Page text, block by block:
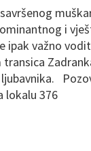
i
ipak važno
lokalu 376